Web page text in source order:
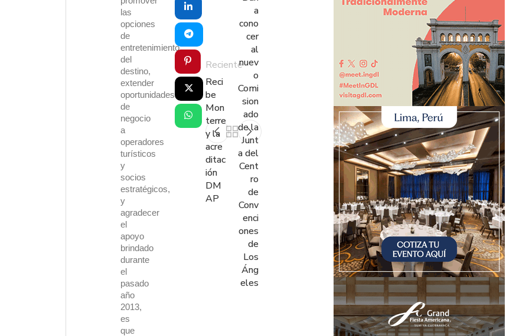
las
opciones
de
entretenimiento
del
destino,
extender
oportunidades
de
negocio
a
operadores
turísticos
y
socios
estratégicos,
y
agradecer
el
apoyo
brindado
durante
el
pasado
año
2013,
es
que
Reciente
Reci
be
Mon
terre
y la
acre
ditac
ión
DM
AP
a
cono
cer
al
nuev
o
Comi
sion
ado
de la
Junt
a del
Cent
ro
de
Conv
enci
ones
de
Los
Áng
eles